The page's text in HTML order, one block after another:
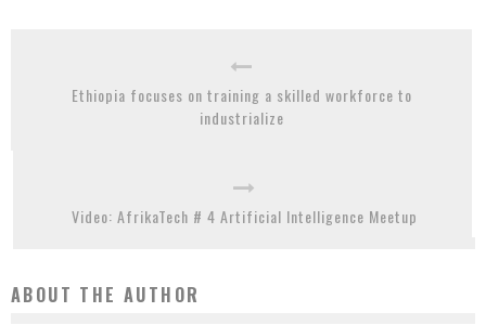
Ethiopia focuses on training a skilled workforce to
industrialize
Video: AfrikaTech # 4 Artificial Intelligence Meetup
ABOUT THE AUTHOR